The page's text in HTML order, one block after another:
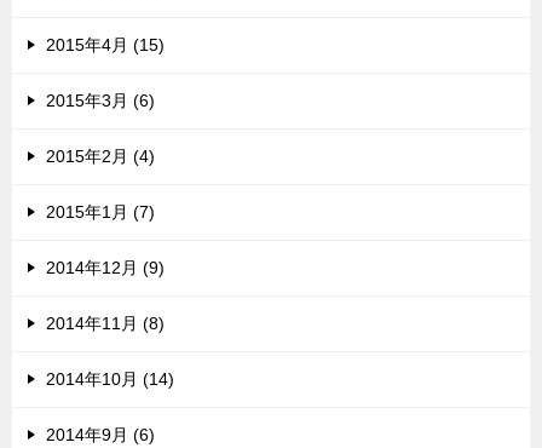
2015年4月 (15)
2015年3月 (6)
2015年2月 (4)
2015年1月 (7)
2014年12月 (9)
2014年11月 (8)
2014年10月 (14)
2014年9月 (6)